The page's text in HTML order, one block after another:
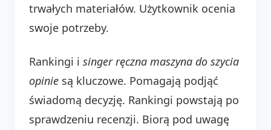
trwałych materiałów. Użytkownik ocenia
swoje potrzeby.
Rankingi i singer ręczna maszyna do szycia
opinie są kluczowe. Pomagają podjąć
świadomą decyzję. Rankingi powstają po
sprawdzeniu recenzji. Biorą pod uwagę